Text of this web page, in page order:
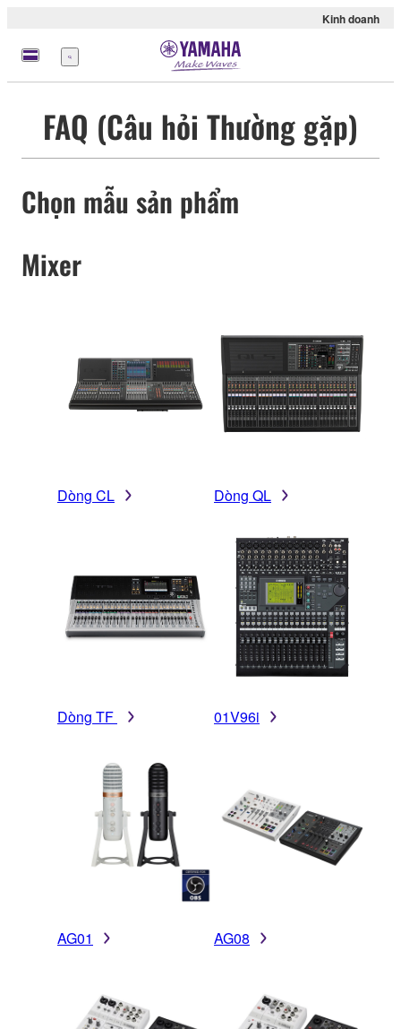
Kinh doanh
Menu
FAQ (Câu hỏi Thường gặp)
Chọn mẫu sản phẩm
Mixer
Dòng CL Dòng QL
Dòng TF 01V96i
AG01 AG08